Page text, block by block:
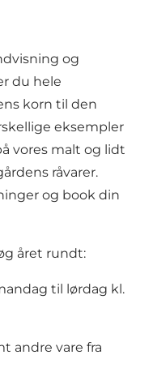
og
du hele
korn til den
eksempler
vores malt og lidt
råvarer.
og book din
året rundt:
til lørdag kl.
andre vare fra